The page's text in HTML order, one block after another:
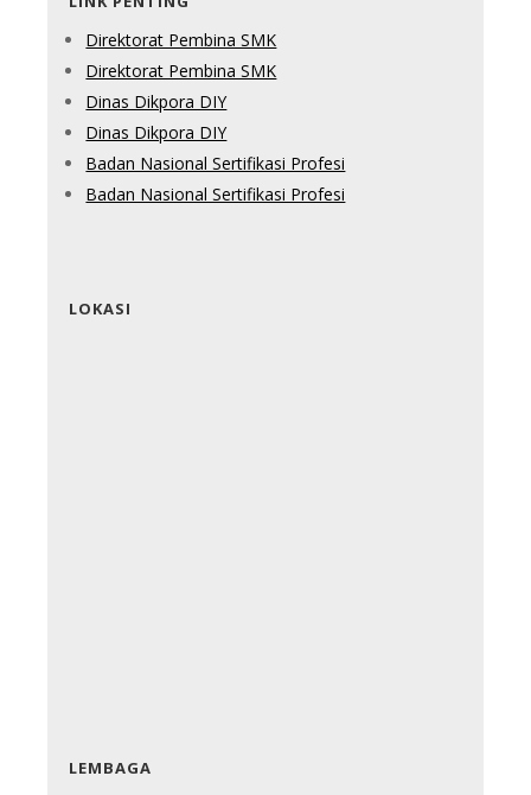
Direktorat Pembina SMK
Direktorat Pembina SMK
Dinas Dikpora DIY
Dinas Dikpora DIY
Badan Nasional Sertifikasi Profesi
Badan Nasional Sertifikasi Profesi
LOKASI
LEMBAGA